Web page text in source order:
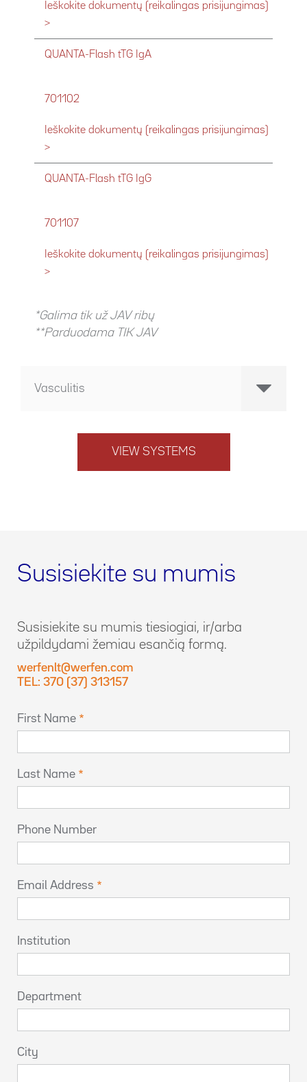
Ieškokite dokumentų (reikalingas prisijungimas)
>
QUANTA-Flash tTG IgA
701102
Ieškokite dokumentų (reikalingas prisijungimas)
>
QUANTA-Flash tTG IgG
701107
Ieškokite dokumentų (reikalingas prisijungimas)
>
*Galima tik už JAV ribų
**Parduodama TIK JAV
Vasculitis
VIEW SYSTEMS
Susisiekite su mumis
Susisiekite su mumis tiesiogiai, ir/arba
užpildydami žemiau esančią formą.
werfenlt@werfen.com
TEL: 370 (37) 313157
First Name
Last Name
Phone Number
Email Address
Institution
Department
City